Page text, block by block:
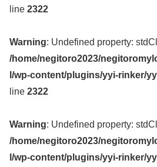
line 2322
Warning: Undefined property:
/home/negitoro2023/
l/wp-content/plugins/yyi-rinker/
line 2322
Warning: Undefined property:
/home/negitoro2023/
l/wp-content/plugins/yyi-rinker/